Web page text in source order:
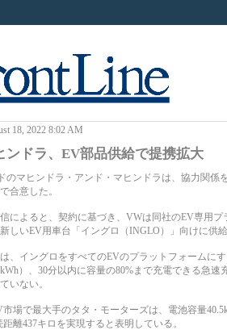
18, 2022 8:02 AM
ンドラ、EV部品供給で提携拡大
マヒンドラ・アンド・マヒンドラは、協力関係
合意した。
によると、契約に基づき、VWは同社のEV専用プ
しいEV用車台「イングロ（INGLO）」向けに供給
、イングロをすべてのEVのプラットフォームに
）、30分以内に容量の80%まで充電できる急
いない。
場で最大手のタタ・モーターズは、電池容量
離437キロを実現すると表明している。